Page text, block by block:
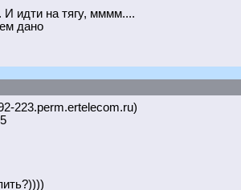
идти на тягу, мммм....
дано
223.perm.ertelecom.ru)